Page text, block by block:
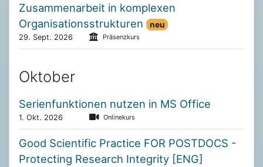
Zusammenarbeit in komplexen
Organisationsstrukturen
neu
29. Sept. 2026 Präsenzkurs
Oktober
Serienfunktionen nutzen in MS Office
1. Okt. 2026 Onlinekurs
Good Scientific Practice FOR POSTDOCS -
Protecting Research Integrity [ENG]